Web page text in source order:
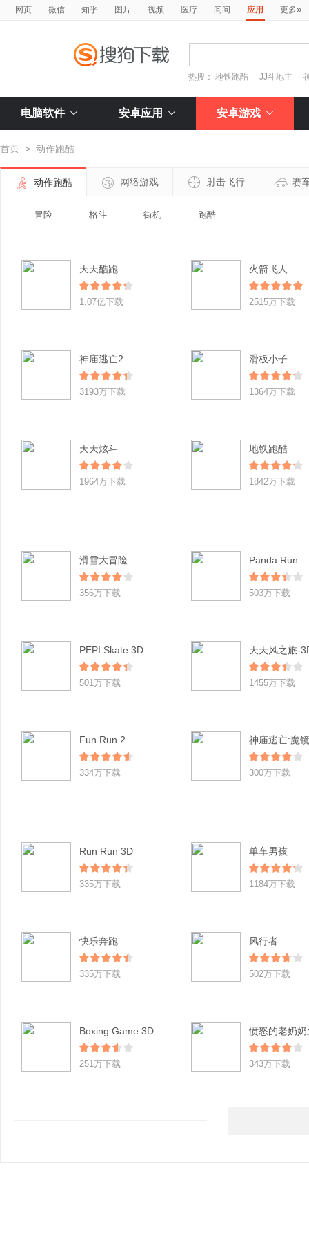
网页 微信 知乎 图片 视频 医疗 问问 应用 更多»
热搜：地铁跑酷 JJ斗地主
电脑软件 安卓应用 安卓游戏
首页 > 动作跑酷
动作跑酷 网络游戏 射击飞行 赛
冒险 格斗 街机 跑酷
天天酷跑
1.07亿下载
火箭飞人
2515万下载
神庙逃亡2
3193万下载
滑板小子
1364万下载
天天炫斗
1964万下载
地铁跑酷
1842万下载
滑雪大冒险
356万下载
Panda Run
503万下载
PEPI Skate 3D
501万下载 1455万下载
Fun Run 2
334万下载
神庙逃亡:魔
300万下载
Run Run 3D
335万下载
单车男孩
1184万下载
快乐奔跑
335万下载
风行者
502万下载
Boxing Game 3D
251万下载 343万下载